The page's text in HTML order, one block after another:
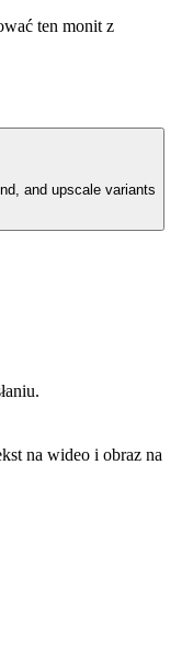
ten monit z
and upscale variants
na wideo i obraz na